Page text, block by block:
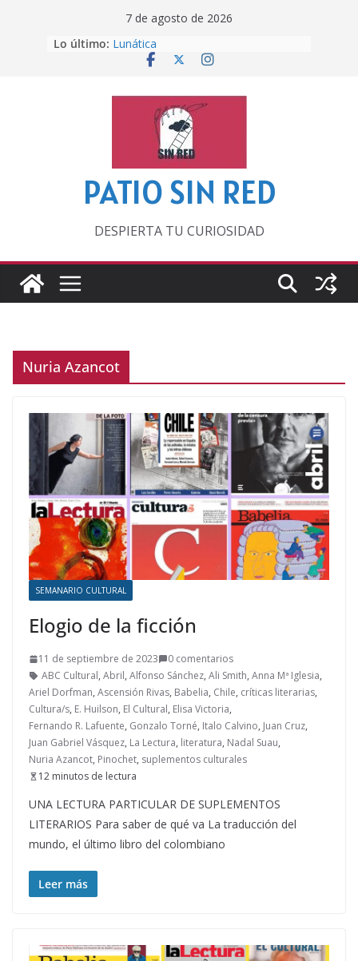
7 de agosto de 2026
Lo último: Lunática
Pero, hasta entonces…
‘La broma infinita’ de recomendar
lecturas veraniegas
Otra del Mundial
PATIO SIN RED
DESPIERTA TU CURIOSIDAD
Nuria Azancot
SEMANARIO CULTURAL
Elogio de la ficción
11 de septiembre de 2023
0 comentarios
ABC Cultural, Abril, Alfonso Sánchez, Ali Smith, Anna Mª Iglesia,
Ariel Dorfman, Ascensión Rivas, Babelia, Chile, críticas literarias,
Cultura/s, E. Huilson, El Cultural, Elisa Victoria,
Fernando R. Lafuente, Gonzalo Torné, Italo Calvino, Juan Cruz,
Juan Gabriel Vásquez, La Lectura, literatura, Nadal Suau,
Nuria Azancot, Pinochet, suplementos culturales
12 minutos de lectura
UNA LECTURA PARTICULAR DE SUPLEMENTOS
LITERARIOS Para saber de qué va La traducción del
mundo, el último libro del colombiano
Leer más